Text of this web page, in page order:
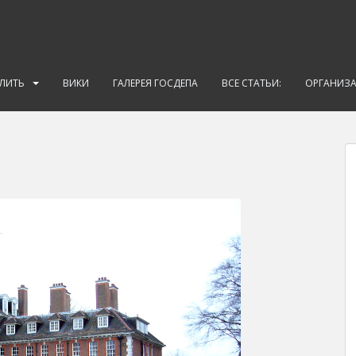
ВИКИ ГАЛЕРЕЯ ГОСДЕПА ВСЕ СТАТЬИ: